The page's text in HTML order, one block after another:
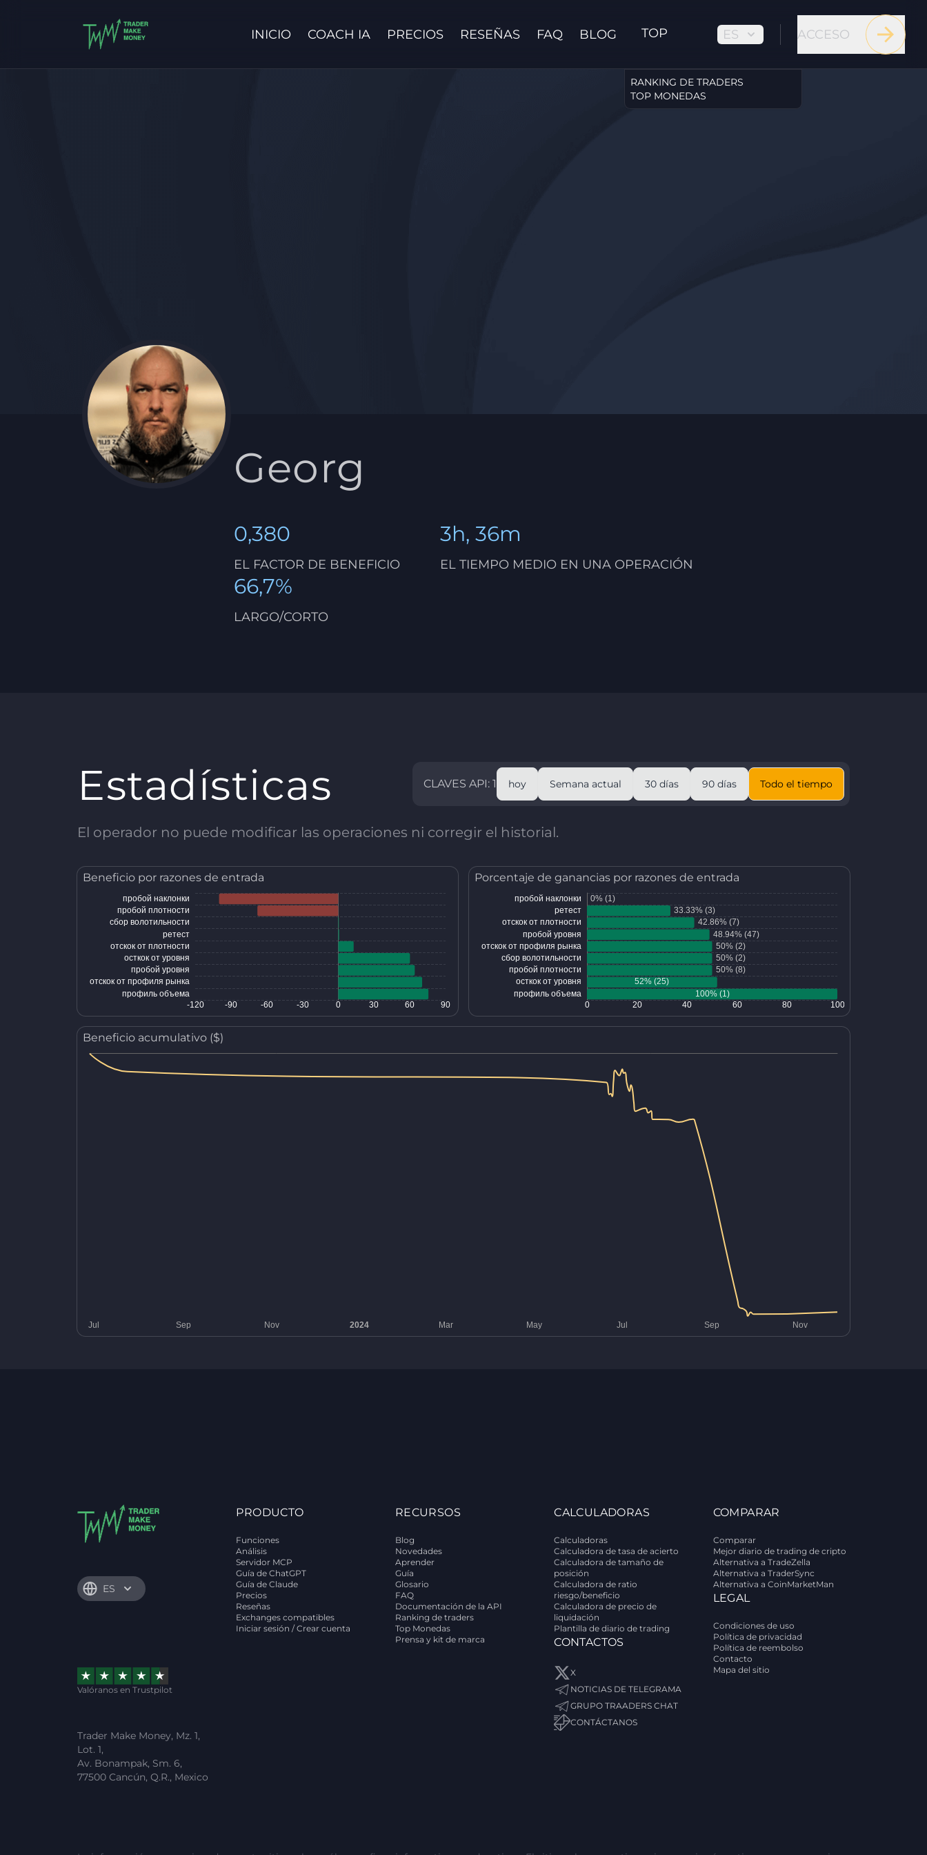
INICIO COACH IA PRECIOS RESEÑAS FAQ BLOG TOP
RANKING DE TRADERS
TOP MONEDAS
ES ACCESO
Georg
0,380
EL FACTOR DE BENEFICIO
3h, 36m
EL TIEMPO MEDIO EN UNA OPERACIÓN
66,7%
LARGO/CORTO
Estadísticas CLAVES API: 1 hoy Semana actual 30 días 90 días Todo el tiempo
El operador no puede modificar las operaciones ni corregir el historial.
Beneficio por razones de entrada Porcentaje de ganancias por razones de entrada
Beneficio acumulativo ($)
ES
Valóranos en Trustpilot
Trader Make Money, Mz. 1,
Lot. 1,
Av. Bonampak, Sm. 6,
77500 Cancún, Q.R., Mexico
PRODUCTO
Funciones
Análisis
Servidor MCP
Guía de ChatGPT
Guía de Claude
Precios
Reseñas
Exchanges compatibles
Iniciar sesión / Crear cuenta
RECURSOS
Blog
Novedades
Aprender
Guía
Glosario
FAQ
Documentación de la API
Ranking de traders
Top Monedas
Prensa y kit de marca
CALCULADORAS
Calculadoras
Calculadora de tasa de acierto
Calculadora de tamaño de
posición
Calculadora de ratio
riesgo/beneficio
Calculadora de precio de
liquidación
Plantilla de diario de trading
CONTACTOS
X
NOTICIAS DE TELEGRAMA
GRUPO TRAADERS CHAT
CONTÁCTANOS
COMPARAR
Comparar
Mejor diario de trading de cripto
Alternativa a TradeZella
Alternativa a TraderSync
Alternativa a CoinMarketMan
LEGAL
Condiciones de uso
Política de privacidad
Política de reembolso
Contacto
Mapa del sitio